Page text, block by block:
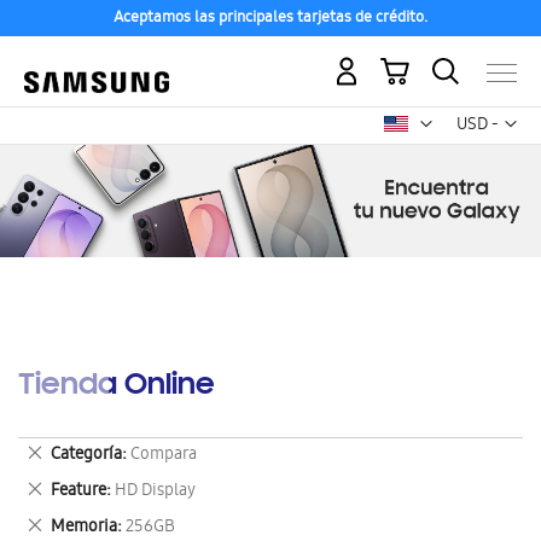
Aceptamos las principales tarjetas de crédito.
USD -
dólar
Mi carrito
Tienda Online
Categoría Compara
Eliminar
este
artículo
Feature HD Display
Eliminar
este
Memoria 256GB
Eliminar